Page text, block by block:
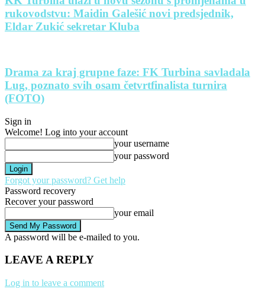
rukovodstvu: Maidin Galešić novi predsjednik,
Eldar Zukić sekretar Kluba
Drama za kraj grupne faze: FK Turbina savladala
Lug, poznato svih osam četvrtfinalista turnira
(FOTO)
Sign in
Welcome! Log into your account
your username
your password
Forgot your password? Get help
Password recovery
Recover your password
your email
A password will be e-mailed to you.
LEAVE A REPLY
Log in to leave a comment